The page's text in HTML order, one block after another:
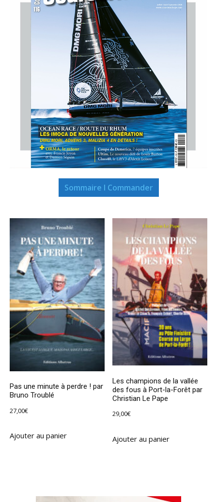
Sommaire I Commander
Pas une minute à perdre ! par
Bruno Troublé
27,00€
Ajouter au panier
Les champions de la vallée
des fous à Port-la-Forêt par
Christian Le Pape
29,00€
Ajouter au panier